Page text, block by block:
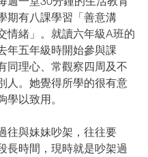
期有八課學習「善意溝
情緒」。就讀六年級A班的
年五年級時開始參與課
同理心、常觀察四周及不
人。她覺得所學的很有意
學以致用。
往與妹妹吵架，往往要
長時間，現時就是吵架過